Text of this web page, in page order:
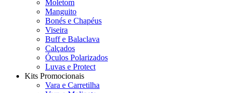
Moletom
Manguito
Bonés e Chapéus
Viseira
Buff e Balaclava
Calçados
Óculos Polarizados
Luvas e Protect
Kits Promocionais
Vara e Carretilha